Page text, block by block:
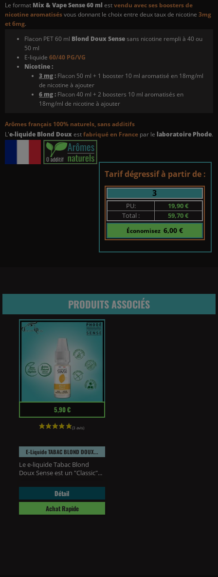
Le format Mix & Vape Sense 60 ml estvendu avec ses boosters de
nicotine aromatisésvous donnant le choix entre deux taux de nicotine 3mg
et 6mg.
Flacon PET 60 ml Blond Doux Sensesans nicotine rempli à 40 ou
50 ml
E-liquide 60/40 PG/VG
Nicotine :
3 mg: Flacon 50 ml + 1 booster 10 ml aromatisé en 18mg/ml
de nicotine à ajouter
6 mg: Flacon 40 ml + 2 boosters 10 ml aromatisés en
18mg/ml de nicotine à ajouter
Arômes français 100% naturels, sans additifs
L'e-liquide Blond Douxestfabriqué en France par le laboratoire Phode.
Tarif dégressif à partir de :
3
PU:
19,90 €
Total :
59,70 €
Économisez 6,00 €
PRODUITS ASSOCIÉS
Prix 5,90 €
E-Liquide TABAC BLOND DOUX...
Le e-liquide Tabac Blond
Doux Sense est un "Classic"...
Détail
Achat Rapide